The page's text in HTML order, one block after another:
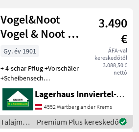
Vogel&Noot
Vogel & Noot MS
950
3.490
€
ÁFA-val
kereskedőtől
3.088,50 €
nettó
Gy. év 1901
+ 4-schar Pflug +Vorschäler
+Scheibensech
+Doppeltastrad
Kukoricaterelő, Tárcsás
csoroszlya, Támkerék,
Előhántó Talajművelő
gépek Eke
Lagerhaus Innviertel-Traunviertel-Urfahr eGen, Wartberg/Krems
4552 Wartberg an der Krems
TalajművelőPremium Plus kereskedő